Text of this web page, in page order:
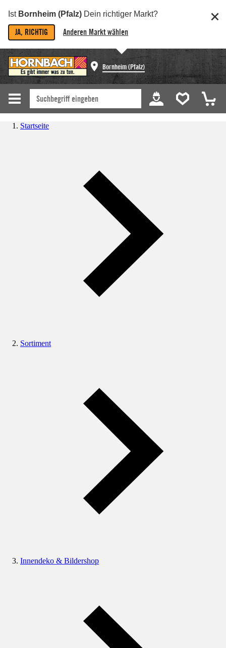
Ist Bornheim (Pfalz) Dein richtiger Markt?
JA, RICHTIG Anderen Markt wählen
Bornheim (Pfalz)
Startseite
Sortiment
Innendeko & Bildershop